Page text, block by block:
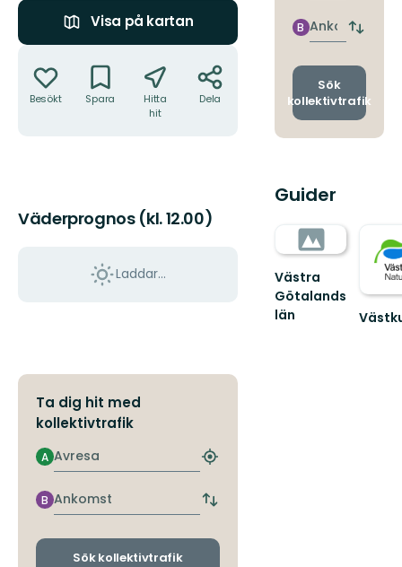
Visa på kartan
Besökt Spara
Hitta
hit
Dela
Väderprognos (kl. 12.00)
Laddar...
Ta dig hit med
kollektivtrafik
Avresa
A
Hitta
hållplats
Ankomst
B
Byt
och
Sök kollektivtrafik
Ankomst
B
Byt
och
Sök
kollektivtrafik
Guider
Västra
Götalands
län